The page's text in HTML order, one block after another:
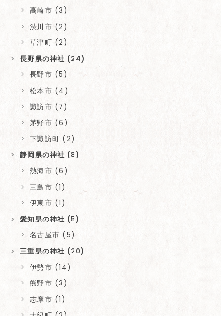
高崎市 (3)
渋川市 (2)
草津町 (2)
長野県の神社 (24)
長野市 (5)
松本市 (4)
諏訪市 (7)
茅野市 (6)
下諏訪町 (2)
静岡県の神社 (8)
熱海市 (6)
三島市 (1)
伊東市 (1)
愛知県の神社 (5)
名古屋市 (5)
三重県の神社 (20)
伊勢市 (14)
熊野市 (3)
志摩市 (1)